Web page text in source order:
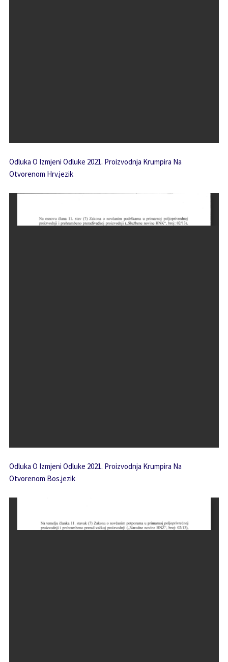
Odluka O Izmjeni Odluke 2021. Proizvodnja Krumpira Na
Otvorenom Hrv.jezik
Odluka O Izmjeni Odluke 2021. Proizvodnja Krumpira Na
Otvorenom Bos.jezik